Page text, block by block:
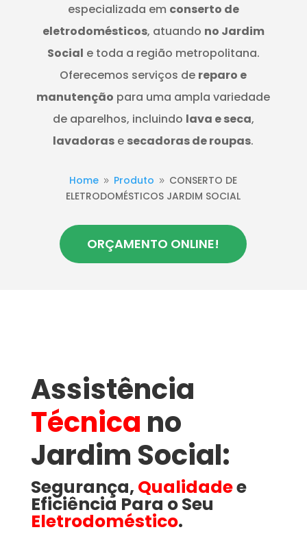
especializada em conserto de
eletrodomésticos, atuando no Jardim
Social e toda a região metropolitana.
Oferecemos serviços de reparo e
manutenção para uma ampla variedade
de aparelhos, incluindo lava e seca,
lavadoras e secadoras de roupas.
Home 9 Produto 9 CONSERTO DE
ELETRODOMÉSTICOS JARDIM SOCIAL
ORÇAMENTO ONLINE!
Assistência
Técnica no
Jardim Social​:
Segurança, Qualidadee
Eficiência Para o Seu
Eletrodoméstico.